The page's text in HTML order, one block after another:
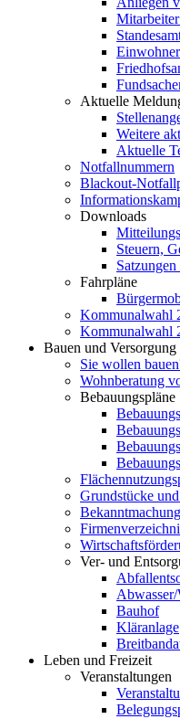
Aktuelle
Weitere
Aktuelle
Notfallnummern
Blackout-
Downloads
Steuern,
Fahrpläne
Kommunalwahl
Kommunalwahl
Bauen und Versorgung
Sie wollen
Wohnberatung
Bebauungspläne
Grundstücke
Ver- und
Abwasser/
Bauhof
Kläranlage
Leben und Freizeit
Veranstaltungen